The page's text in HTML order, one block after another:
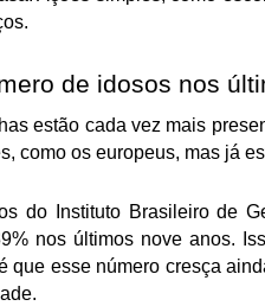
de idosos nos
estão cada vez mais
como os europeus, mas já
do Instituto Brasileiro de
nos últimos nove anos.
que esse número cresça